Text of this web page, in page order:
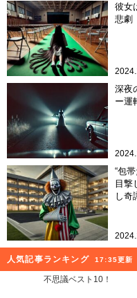
彼女
悲劇
深夜
ー運
“包
目撃
し奇
人気記事ランキング 17:35更新
不思議ベスト10！